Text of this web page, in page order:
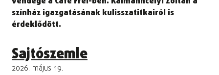
színház igazgatásának kulisszatitkairól is
érdeklődött.
Sajtószemle
2026. május 19.